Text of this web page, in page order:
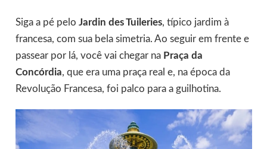
Siga a pé pelo Jardin des Tuileries, típico jardim à
francesa, com sua bela simetria. Ao seguir em frente e
passear por lá, você vai chegar na Praça da
Concórdia, que era uma praça real e, na época da
Revolução Francesa, foi palco para a guilhotina.